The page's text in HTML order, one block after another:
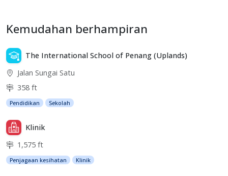
Kemudahan berhampiran
The International School of Penang (Uplands)
Jalan Sungai Satu
358 ft
Pendidikan Sekolah
Klinik
1,575 ft
Penjagaan kesihatan Klinik